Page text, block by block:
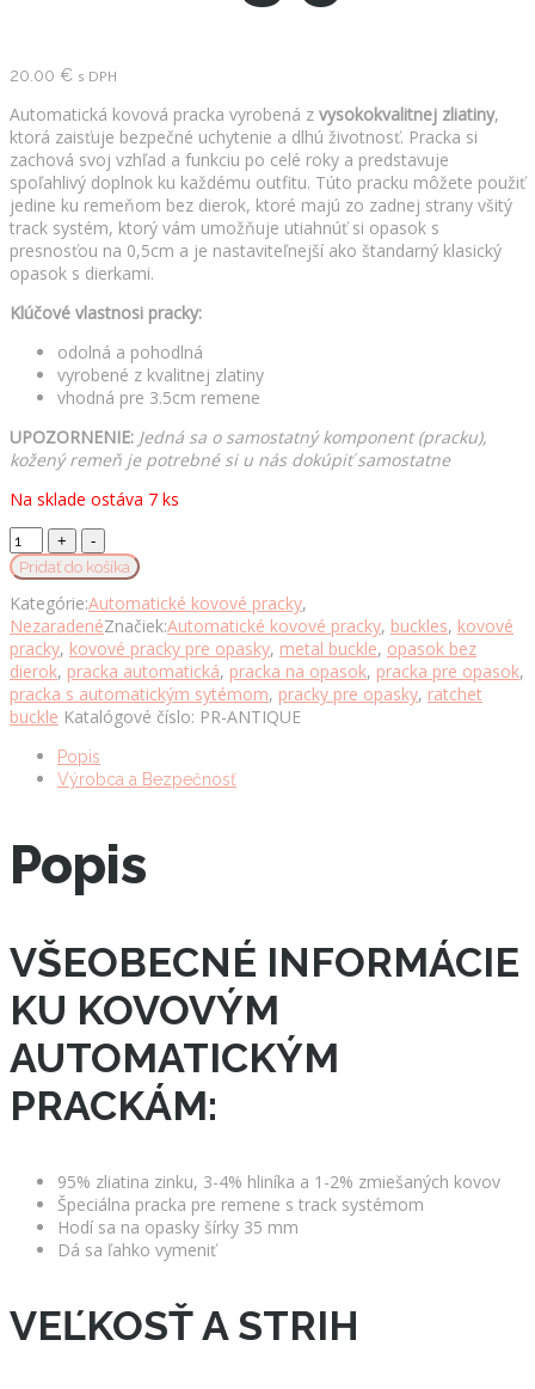
20.00 € s DPH
Automatická kovová pracka vyrobená z vysokokvalitnej zliatiny,
ktorá zaisťuje bezpečné uchytenie a dlhú životnosť. Pracka si
zachová svoj vzhľad a funkciu po celé roky a predstavuje
spoľahlivý doplnok ku každému outfitu. Túto pracku môžete použiť
jedine ku remeňom bez dierok, ktoré majú zo zadnej strany všitý
track systém, ktorý vám umožňuje utiahnúť si opasok s
presnosťou na 0,5cm a je nastaviteľnejší ako štandarný klasický
opasok s dierkami.
Klúčové vlastnosi pracky:
odolná a pohodlná
vyrobené z kvalitnej zlatiny
vhodná pre 3.5cm remene
UPOZORNENIE: Jedná sa o samostatný komponent (pracku),
kožený remeň je potrebné si u nás dokúpiť samostatne
Na sklade ostáva 7 ks
Automatická
kovová
pracka
ANTIQUE
pre
remene
so
šírkou
3.5cm
Pridať do košíka
Kategórie:Automatické kovové pracky,
NezaradenéZnačiek:Automatické kovové pracky, buckles, kovové
pracky, kovové pracky pre opasky, metal buckle, opasok bez
dierok, pracka automatická, pracka na opasok, pracka pre opasok,
pracka s automatickým sytémom, pracky pre opasky, ratchet
buckle Katalógové číslo: PR-ANTIQUE
Popis
Výrobca a Bezpečnosť
Popis
VŠEOBECNÉ INFORMÁCIE
KU KOVOVÝM
AUTOMATICKÝM
PRACKÁM:
95% zliatina zinku, 3-4% hliníka a 1-2% zmiešaných kovov
Špeciálna pracka pre remene s track systémom
Hodí sa na opasky šírky 35 mm
Dá sa ľahko vymeniť
VEĽKOSŤ A STRIH